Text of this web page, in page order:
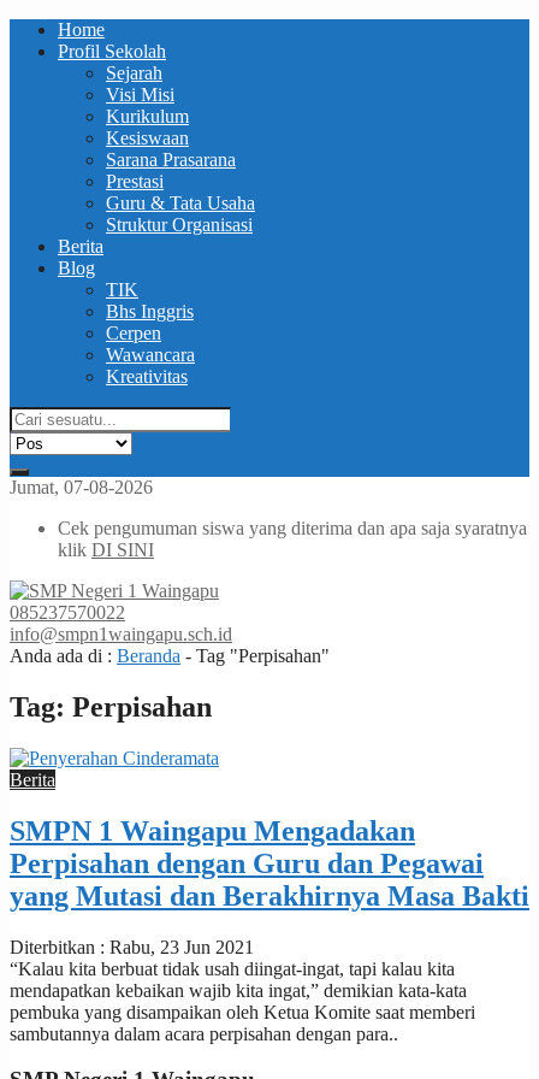
Home
Profil Sekolah
Sejarah
Visi Misi
Kurikulum
Kesiswaan
Sarana Prasarana
Prestasi
Guru & Tata Usaha
Struktur Organisasi
Berita
Blog
TIK
Bhs Inggris
Cerpen
Wawancara
Kreativitas
Jumat, 07-08-2026
Cek pengumuman siswa yang diterima dan apa saja syaratnya
klik DI SINI
085237570022
info@smpn1waingapu.sch.id
Anda ada di : Beranda - Tag "Perpisahan"
Tag: Perpisahan
Berita
SMPN 1 Waingapu Mengadakan
Perpisahan dengan Guru dan Pegawai
yang Mutasi dan Berakhirnya Masa Bakti
Diterbitkan : Rabu, 23 Jun 2021
“Kalau kita berbuat tidak usah diingat-ingat, tapi kalau kita
mendapatkan kebaikan wajib kita ingat,” demikian kata-kata
pembuka yang disampaikan oleh Ketua Komite saat memberi
sambutannya dalam acara perpisahan dengan para..